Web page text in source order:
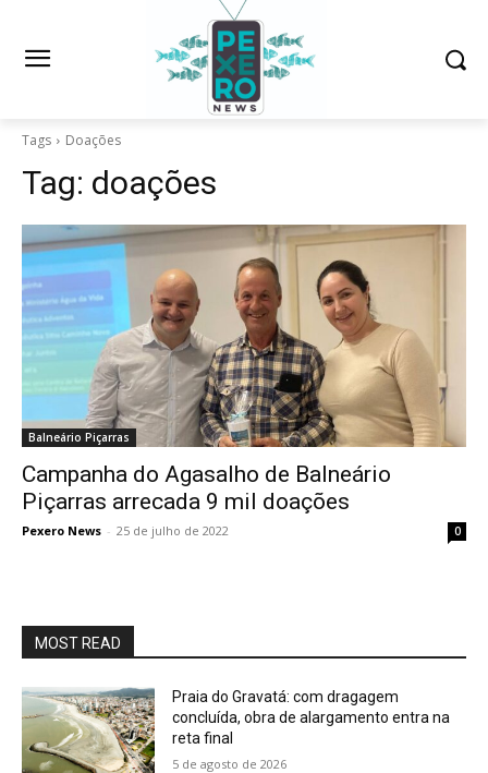
Tags Doações
Tag: doações
Balneário Piçarras
Campanha do Agasalho de Balneário
Piçarras arrecada 9 mil doações
Pexero News - 25 de julho de 2022 0
MOST READ
Praia do Gravatá: com dragagem
concluída, obra de alargamento entra na
reta final
5 de agosto de 2026